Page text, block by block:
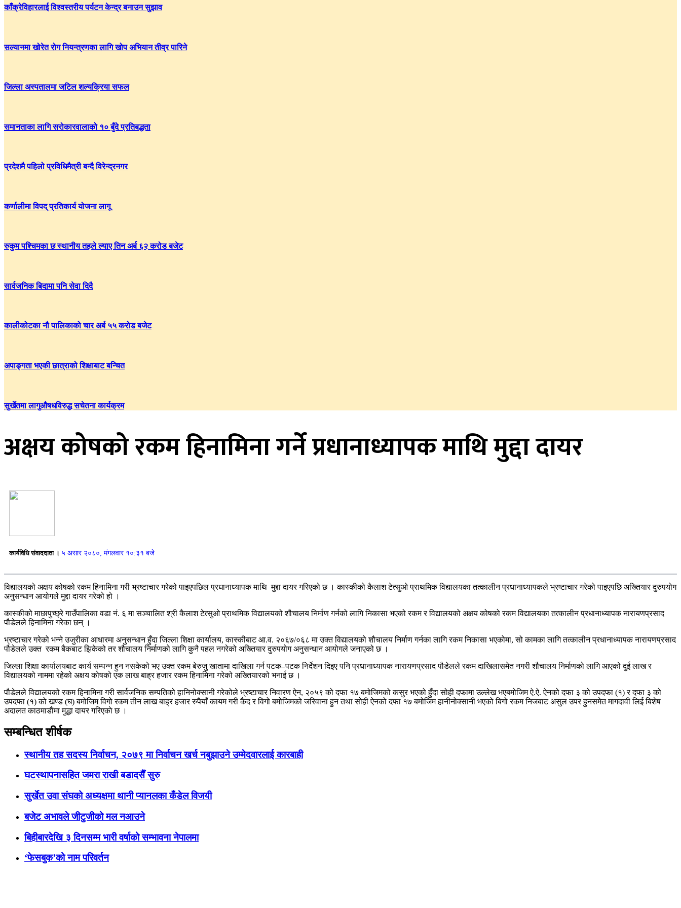
काँक्रेविहारलाई विश्वस्तरीय पर्यटन केन्द्र बनाउन सुझाव
सल्यानमा खोरेत रोग नियन्त्रणका लागि खोप अभियान तीव्र पारिने
जिल्ला अस्पतालमा जटिल शल्यक्रिया सफल
समानताका लागि सरोकारवालाको १० बुँदे प्रतिबद्धता
प्रदेशमै पहिलो प्रविधिमैत्री बन्दै विरेन्द्रनगर
कर्णालीमा विपद् प्रतिकार्य योजना लागू
रुकुम पश्चिमका छ स्थानीय तहले ल्याए तिन अर्ब ६२ करोड बजेट
सार्वजनिक बिदामा पनि सेवा दिदै
कालीकोटका नौ पालिकाको चार अर्ब ५५ करोड बजेट
अपाङ्गता भएकी छात्राको शिक्षाबाट बन्चित
सुर्खेतमा लागुऔषधविरुद्ध सचेतना कार्यक्रम
अक्षय कोषको रकम हिनामिना गर्ने प्रधानाध्यापक माथि मुद्दा दायर
कार्यविधि संवाददाता । ५ असार २०८०, मंगलवार १०:३१ बजे
विद्यालयको अक्षय कोषको रकम हिनामिना गरी भ्रष्टाचार गरेको पाइएपछिल प्रधानाध्यापक माथि मुद्दा दायर गरिएको छ । कास्कीको कैलाश टेत्सुओ प्राथमिक विद्यालयका तत्कालीन प्रधानाध्यापकले भ्रष्टाचार गरेको पाइएपछि अख्तियार दुरुपयोग
अनुसन्धान आयोगले मुद्दा दायर गरेको हो ।
कास्कीको माछापुच्छ्रे गाउँपालिका वडा नं. ६ मा सञ्चालित श्री कैलाश टेत्सुओ प्राथमिक विद्यालयको शौचालय निर्माण गर्नको लागि निकासा भएको रकम र विद्यालयको अक्षय कोषको रकम विद्यालयका तत्कालीन प्रधानाध्यापक नारायणप्रसाद
पौडेलले हिनामिना गरेका छन् ।
भ्रष्टाचार गरेको भन्ने उजुरीका आधारमा अनुसन्धान हुँदा जिल्ला शिक्षा कार्यालय, कास्कीबाट आ.व. २०६७/०६८ मा उक्त विद्यालयको शौचालय निर्माण गर्नका लागि रकम निकासा भएकोमा, सो कामका लागि तत्कालीन प्रधानाध्यापक नारायणप्रसाद
पौडेलले उक्त रकम बैकबाट झिकेको तर शौचालय निर्माणको लागि कुनै पहल नगरेको अख्तियार दुरुपयोग अनुसन्धान आयोगले जनाएको छ ।
जिल्ला शिक्षा कार्यालयबाट कार्य सम्पन्न हुन नसकेको भए उक्त रकम बेरुजु खातामा दाखिला गर्न पटक–पटक निर्देशन दिइए पनि प्रधानाध्यापक नारायणप्रसाद पौडेलले रकम दाखिलासमेत नगरी शौचालय निर्माणको लागि आएको दुई लाख र
विद्यालयको नाममा रहेको अक्षय कोषको एक लाख बाह्र हजार रकम हिनामिना गरेको अख्तियारको भनाई छ ।
पौडेलले विद्यालयको रकम हिनामिना गरी सार्वजनिक सम्पतिको हानिनोक्सानी गरेकोले भ्रष्टाचार निवारण ऐन, २०५९ को दफा १७ बमोजिमको कसुर भएको हुँदा सोही दफामा उल्लेख भएबमोजिम ऐ.ऐ. ऐनको दफा ३ को उपदफा (१) र दफा ३ को
उपदफा (१) को खण्ड (घ) बमोजिम विगो रकम तीन लाख बाह्र हजार रुपैयाँ कायम गरी कैद र विगो बमोजिमको जरिवाना हुन तथा सोही ऐनको दफा १७ बमोजिम हानीनोक्सानी भएको बिगो रकम निजबाट असुल उपर हुनसमेत मागदावी लिई बिशेष
अदालत काठमाडाैंमा मुद्धा दायर गरिएकाे छ ।
सम्बन्धित शीर्षक
स्थानीय तह सदस्य निर्वाचन, २०७९ मा निर्वाचन खर्च नबुझाउने उम्मेदवारलाई कारबाही
घटस्थापनासहित जमरा राखी बडादसैँ सुरु
सुर्खेत उवा संघको अध्यक्षमा थानी प्यानलका कँडेल विजयी
बजेट अभावले जीटुजीको मल नआउने
बिहीबारदेखि ३ दिनसम्म भारी वर्षाको सम्भावना नेपालमा
‘फेसबुक’को नाम परिवर्तन